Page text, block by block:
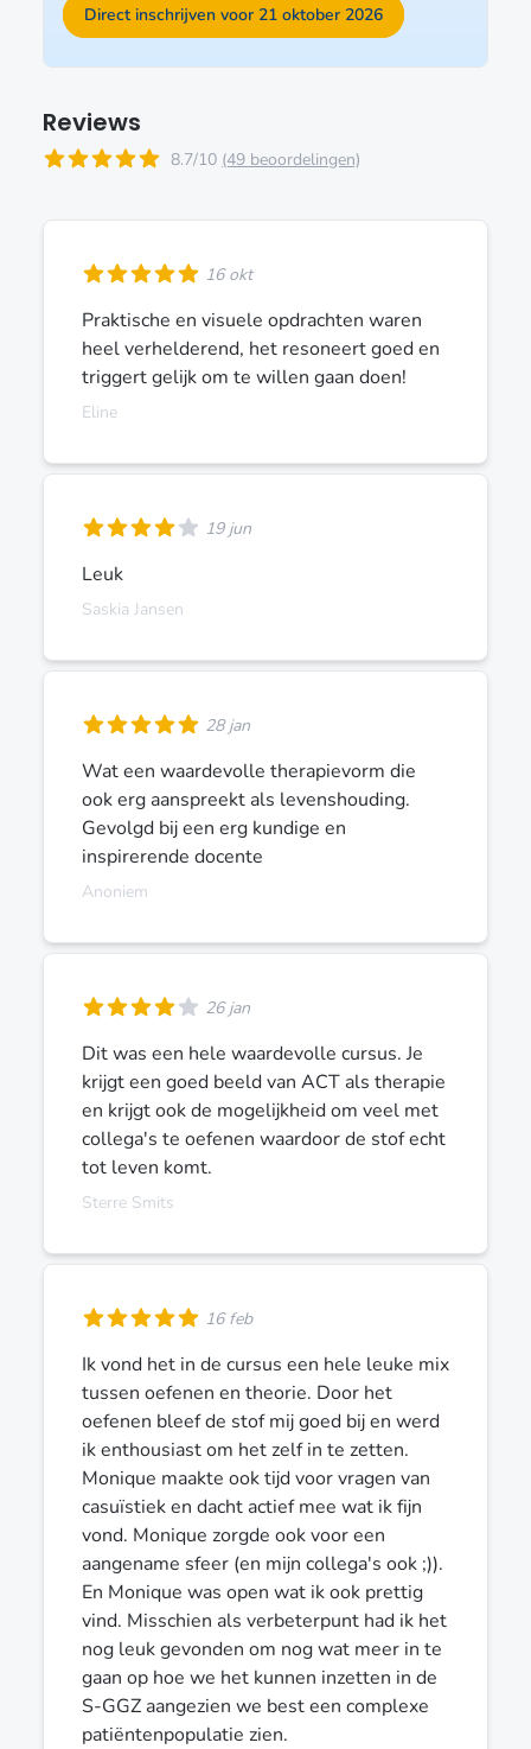
Direct inschrijven voor 21 oktober 2026
Reviews
8.7/10 (49 beoordelingen)
16 okt
Praktische en visuele opdrachten waren
heel verhelderend, het resoneert goed en
triggert gelijk om te willen gaan doen!
Eline
19 jun
Leuk
Saskia Jansen
28 jan
Wat een waardevolle therapievorm die
ook erg aanspreekt als levenshouding.
Gevolgd bij een erg kundige en
inspirerende docente
Anoniem
26 jan
Dit was een hele waardevolle cursus. Je
krijgt een goed beeld van ACT als therapie
en krijgt ook de mogelijkheid om veel met
collega's te oefenen waardoor de stof echt
tot leven komt.
Sterre Smits
16 feb
Ik vond het in de cursus een hele leuke mix
tussen oefenen en theorie. Door het
oefenen bleef de stof mij goed bij en werd
ik enthousiast om het zelf in te zetten.
Monique maakte ook tijd voor vragen van
casuïstiek en dacht actief mee wat ik fijn
vond. Monique zorgde ook voor een
aangename sfeer (en mijn collega's ook ;)).
En Monique was open wat ik ook prettig
vind. Misschien als verbeterpunt had ik het
nog leuk gevonden om nog wat meer in te
gaan op hoe we het kunnen inzetten in de
S-GGZ aangezien we best een complexe
patiëntenpopulatie zien.